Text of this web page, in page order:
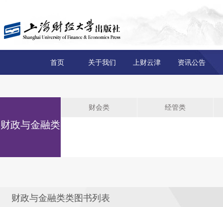
首页 关于我们 上财云津 资讯公告
财政与金融类
财会类 经管类
财政与金融类类图书列表